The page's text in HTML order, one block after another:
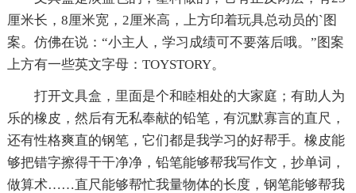
厘米长，8厘米宽，2厘米高，上方印着玩具总动员的`图
案。仿佛在说：“小主人，学习成绩可不要落后哦。”图案
上方有一些英文字母：TOYSTORY。
打开文具盒，里面是个和睦相处的大家庭；有助人为
乐的橡皮，然后有无私奉献的铅笔，有沉默寡言的直尺，
还有性格爽直的钢笔，它们都是我学习的好帮手。橡皮能
够把错字擦得干干净净，铅笔能够帮我写作文，抄单词，
做算术……直尺能够帮忙我量物体的长度，钢笔能够帮我